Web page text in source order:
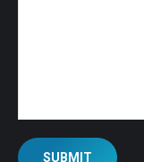
SUBMIT